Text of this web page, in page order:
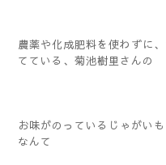
農薬や化成肥料を使わずに
てている、菊池樹里さんの
お味がのっているじゃがい
なんて